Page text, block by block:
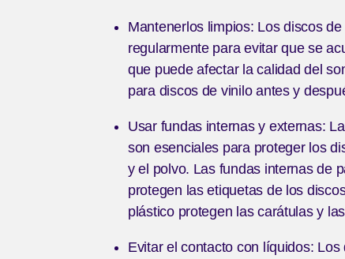
Mantenerlos limpios: Los discos
regularmente para evitar que se
que puede afectar la calidad del
para discos de vinilo antes y
Usar fundas internas y externas:
son esenciales para proteger los
y el polvo. Las fundas internas de
protegen las etiquetas de los
plástico protegen las carátulas y
Evitar el contacto con líquidos: